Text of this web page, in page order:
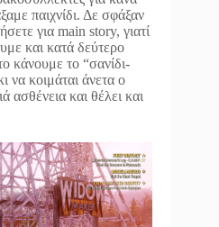
παιχνίδι. Δε σφάξαν
για main story, γιατί
και κατά δεύτερο
κάνουμε το “σανίδι-
να κοιμάται άνετα ο
και θέλει και